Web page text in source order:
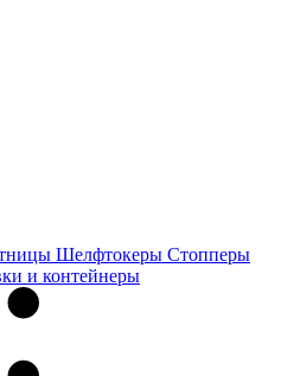
Шелфтокеры Стопперы
и контейнеры